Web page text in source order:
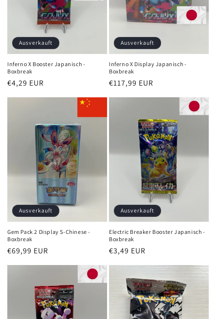
Ausverkauft
Inferno X Booster Japanisch -
Boxbreak
Normaler
€4,29 EUR
Ausverkauft
Inferno X Display Japanisch -
Boxbreak
Normaler
€117,99 EUR
Ausverkauft
Gem Pack 2 Display S-Chinese -
Boxbreak
Normaler
€69,99 EUR
Ausverkauft
Electric Breaker Booster Japanisch -
Boxbreak
Normaler
€3,49 EUR